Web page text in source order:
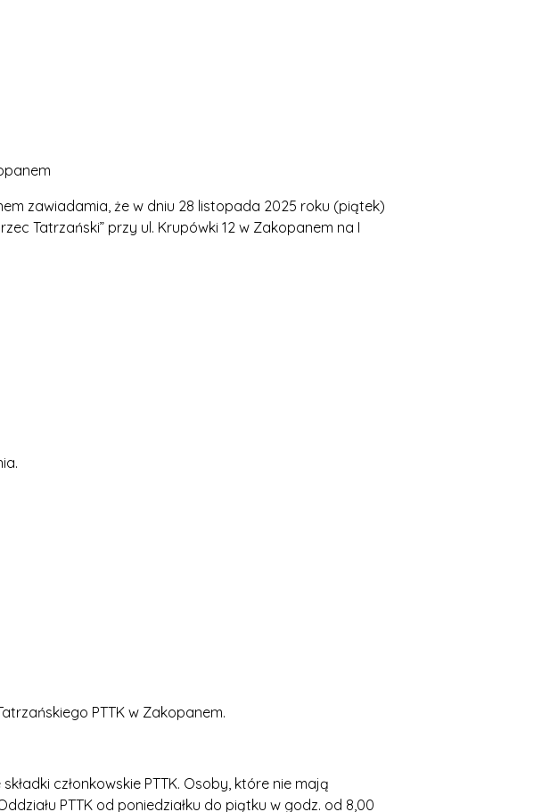
zawiadamia, że w dniu 28 listopada 2025 roku (piątek)
Tatrzański” przy ul. Krupówki 12 w Zakopanem na I
PTTK w Zakopanem.
członkowskie PTTK. Osoby, które nie mają
PTTK od poniedziałku do piątku w godz. od 8,00